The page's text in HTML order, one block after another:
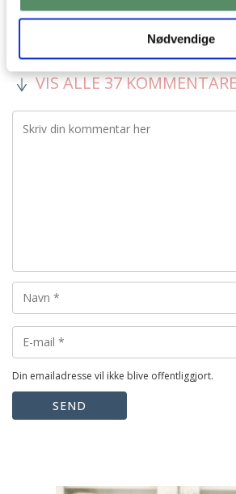
Nødvendige
Kh AC
VIS ALLE 37
Din emailadresse vil ikke blive offentliggjort.
SEND